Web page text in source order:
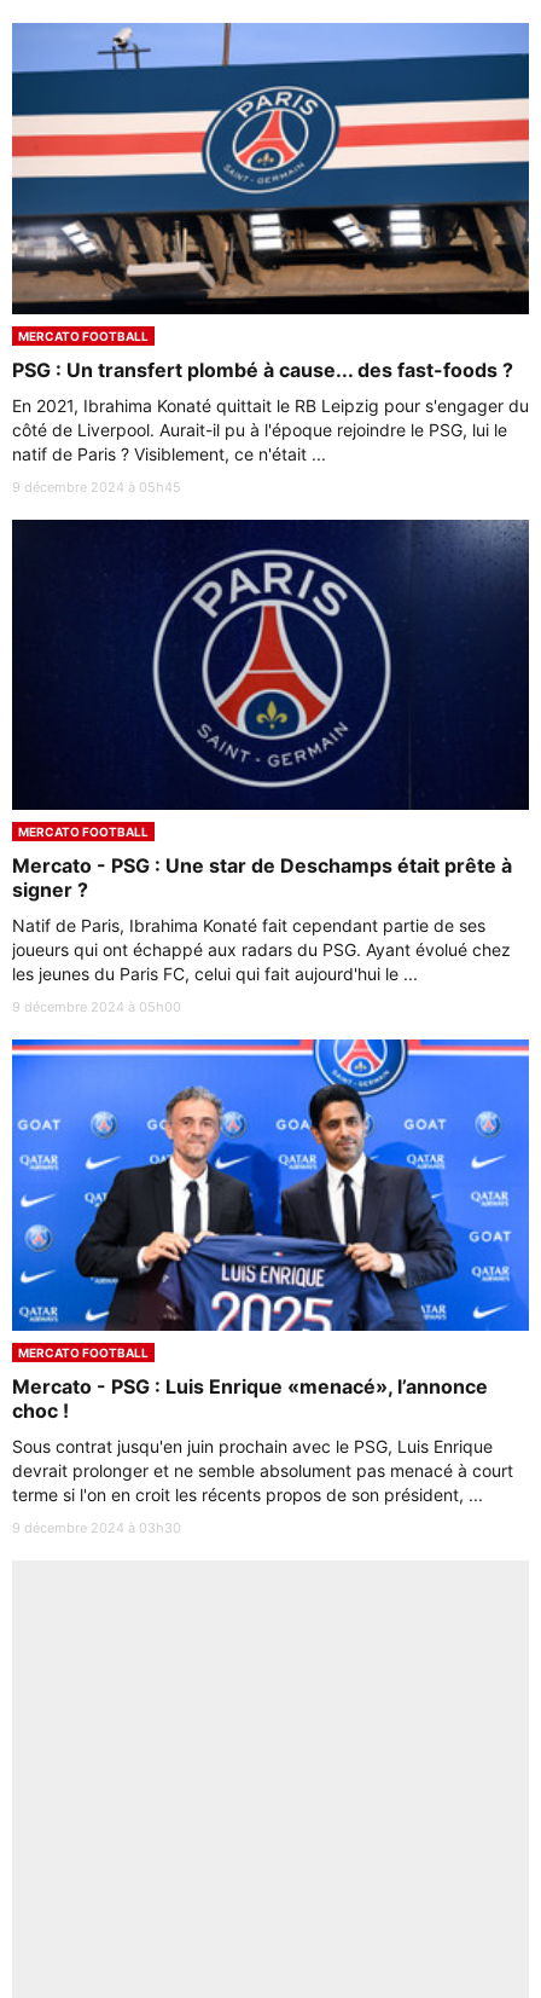
MERCATO FOOTBALL
PSG : Un transfert plombé à cause... des fast-foods ?
En 2021, Ibrahima Konaté quittait le RB Leipzig pour s'engager du
côté de Liverpool. Aurait-il pu à l'époque rejoindre le PSG, lui le
natif de Paris ? Visiblement, ce n'était ...
9 décembre 2024 à 05h45
MERCATO FOOTBALL
Mercato - PSG : Une star de Deschamps était prête à
signer ?
Natif de Paris, Ibrahima Konaté fait cependant partie de ses
joueurs qui ont échappé aux radars du PSG. Ayant évolué chez
les jeunes du Paris FC, celui qui fait aujourd'hui le ...
9 décembre 2024 à 05h00
MERCATO FOOTBALL
Mercato - PSG : Luis Enrique «menacé», l’annonce
choc !
Sous contrat jusqu'en juin prochain avec le PSG, Luis Enrique
devrait prolonger et ne semble absolument pas menacé à court
terme si l'on en croit les récents propos de son président, ...
9 décembre 2024 à 03h30